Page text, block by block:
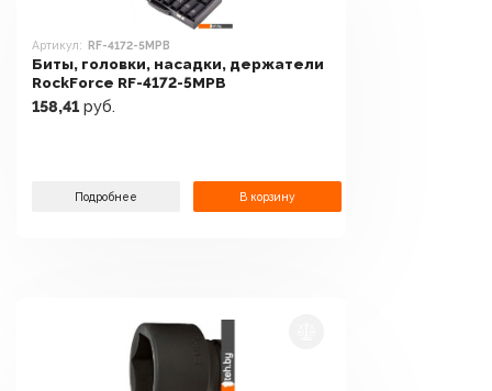
Артикул: RF-4172-5MPB
Биты, головки, насадки, держатели
RockForce RF-4172-5MPB
158,41 руб.
Подробнее В корзину